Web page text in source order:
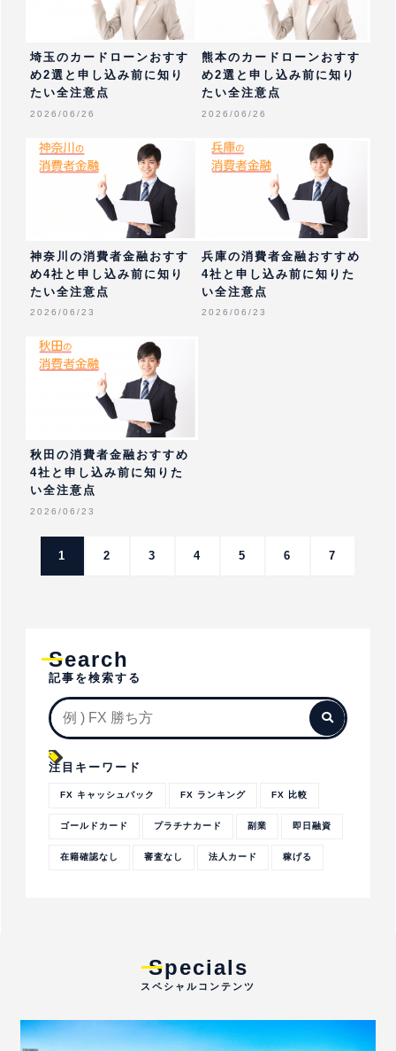
埼玉のカードローンおすす
め2選と申し込み前に知り
たい全注意点
2026/06/26
熊本のカードローンおすす
め2選と申し込み前に知り
たい全注意点
2026/06/26
神奈川の消費者金融おすす
め4社と申し込み前に知り
たい全注意点
2026/06/23
兵庫の消費者金融おすすめ
4社と申し込み前に知りた
い全注意点
2026/06/23
秋田の消費者金融おすすめ
4社と申し込み前に知りた
い全注意点
2026/06/23
1 2 3 4 5 6 7
Search
記事を検索する
注目キーワード
FX キャッシュバック FX ランキング FX 比較
ゴールドカード プラチナカード 副業 即日融資
在籍確認なし 審査なし 法人カード 稼げる
Specials
スペシャルコンテンツ